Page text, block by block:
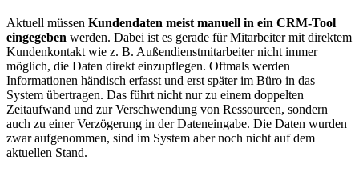
Aktuell müssen Kundendaten meist manuell in ein CRM-Tool
eingegeben werden. Dabei ist es gerade für Mitarbeiter mit direktem
Kundenkontakt wie z. B. Außendienstmitarbeiter nicht immer
möglich, die Daten direkt einzupflegen. Oftmals werden
Informationen händisch erfasst und erst später im Büro in das
System übertragen. Das führt nicht nur zu einem doppelten
Zeitaufwand und zur Verschwendung von Ressourcen, sondern
auch zu einer Verzögerung in der Dateneingabe. Die Daten wurden
zwar aufgenommen, sind im System aber noch nicht auf dem
aktuellen Stand.